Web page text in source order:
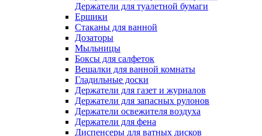
Держатели для туалетной бумаги
Ершики
Стаканы для ванной
Дозаторы
Мыльницы
Боксы для салфеток
Вешалки для ванной комнаты
Гладильные доски
Держатели для газет и журналов
Держатели для запасных рулонов
Держатели освежителя воздуха
Держатели для фена
Диспенсеры для ватных дисков